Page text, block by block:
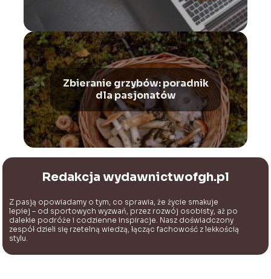
Zbieranie grzybów: poradnik
dla pasjonatów
Redakcja wydawnictwofgh.pl
Z pasją opowiadamy o tym, co sprawia, że życie smakuje
lepiej – od sportowych wyzwań, przez rozwój osobisty, aż po
dalekie podróże i codzienne inspiracje. Nasz doświadczony
zespół dzieli się rzetelną wiedzą, łącząc fachowość z lekkością
stylu.